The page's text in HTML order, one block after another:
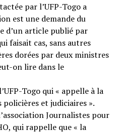
par l’UFP-Togo a
est une demande du
d’un article publié par
faisait cas, sans autres
dorées par deux ministres
on lire dans le
Togo qui « appelle à la
et judiciaires ».
Journalistes pour
qui rappelle que « la